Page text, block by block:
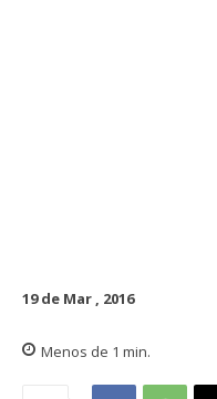
19 de Mar , 2016
Menos de 1 min.